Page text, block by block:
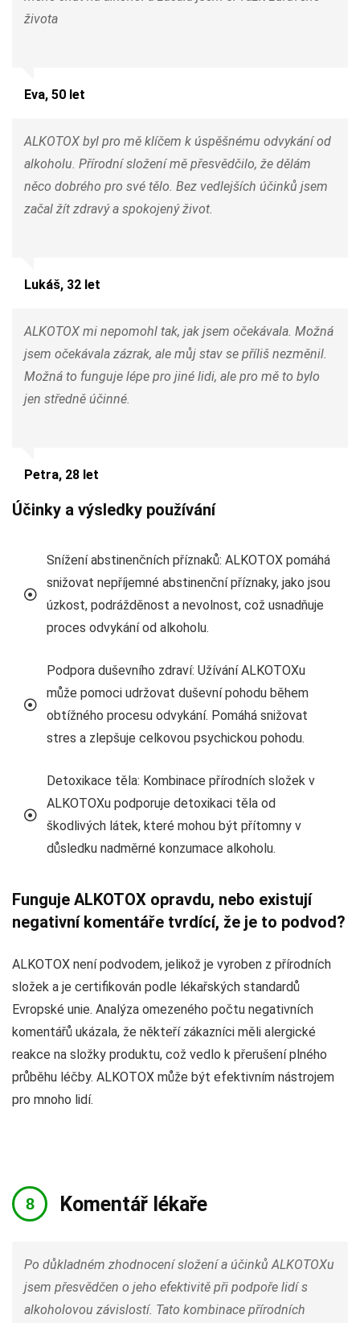
života
Eva, 50 let
ALKOTOX byl pro mě klíčem k úspěšnému odvykání od
alkoholu. Přírodní složení mě přesvědčilo, že dělám
něco dobrého pro své tělo. Bez vedlejších účinků jsem
začal žít zdravý a spokojený život.
Lukáš, 32 let
ALKOTOX mi nepomohl tak, jak jsem očekávala. Možná
jsem očekávala zázrak, ale můj stav se příliš nezměnil.
Možná to funguje lépe pro jiné lidi, ale pro mě to bylo
jen středně účinné.
Petra, 28 let
Účinky a výsledky používání
Snížení abstinenčních příznaků: ALKOTOX pomáhá
snižovat nepříjemné abstinenční příznaky, jako jsou
úzkost, podrážděnost a nevolnost, což usnadňuje
proces odvykání od alkoholu.
Podpora duševního zdraví: Užívání ALKOTOXu
může pomoci udržovat duševní pohodu během
obtížného procesu odvykání. Pomáhá snižovat
stres a zlepšuje celkovou psychickou pohodu.
Detoxikace těla: Kombinace přírodních složek v
ALKOTOXu podporuje detoxikaci těla od
škodlivých látek, které mohou být přítomny v
důsledku nadměrné konzumace alkoholu.
Funguje ALKOTOX opravdu, nebo existují
negativní komentáře tvrdící, že je to podvod?
ALKOTOX není podvodem, jelikož je vyroben z přírodních
složek a je certifikován podle lékařských standardů
Evropské unie. Analýza omezeného počtu negativních
komentářů ukázala, že někteří zákazníci měli alergické
reakce na složky produktu, což vedlo k přerušení plného
průběhu léčby. ALKOTOX může být efektivním nástrojem
pro mnoho lidí.
Komentář lékaře
Po důkladném zhodnocení složení a účinků ALKOTOXu
jsem přesvědčen o jeho efektivitě při podpoře lidí s
alkoholovou závislostí. Tato kombinace přírodních